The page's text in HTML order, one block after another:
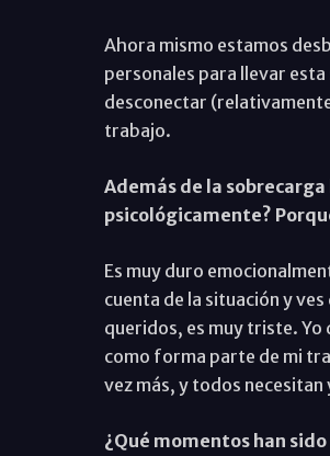
Ahora mismo estamos
personales para llevar
desconectar
trabajo.
Además de la
psicológicamente?
Es muy duro
cuenta de la situación y
queridos, es muy triste.
como forma parte de mi
vez más, y todos
¿Qué momentos han